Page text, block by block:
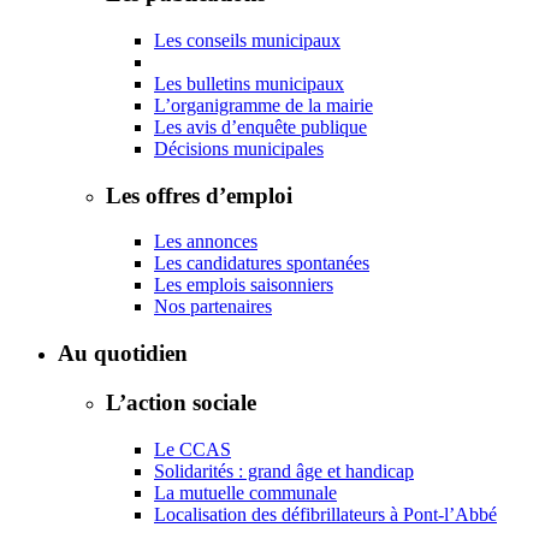
Les conseils municipaux
Les bulletins municipaux
L’organigramme de la mairie
Les avis d’enquête publique
Décisions municipales
Les offres d’emploi
Les annonces
Les candidatures spontanées
Les emplois saisonniers
Nos partenaires
Au quotidien
L’action sociale
Le CCAS
Solidarités : grand âge et handicap
La mutuelle communale
Localisation des défibrillateurs à Pont-l’Abbé